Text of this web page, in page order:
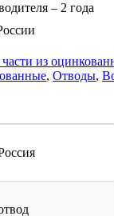
– 2 года
из
, Отводы,